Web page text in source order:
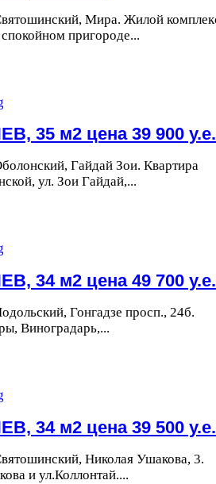
Мира. Жилой
пригороде...
35 м2 цена 39 900 у.е.
Гайдай Зои. Квартира
ул. Зои Гайдай,...
34 м2 цена 49 700 у.е.
Гонгадзе просп., 24б.
Виноградарь,...
34 м2 цена 39 500 у.е.
Николая Ушакова, 3.
и ул.Коллонтай....